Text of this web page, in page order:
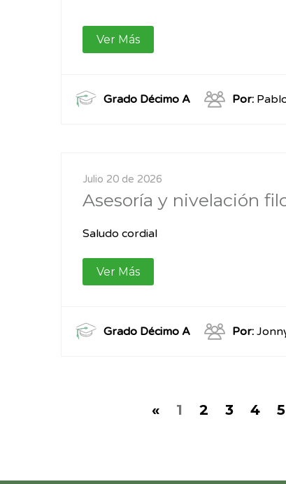
Ver Más
Grado Décimo A Por:
Julio 20 de 2026
Asesoría y nivelación
Saludo cordial
Ver Más
Grado Décimo A Por:
« 1 2 3 4 5